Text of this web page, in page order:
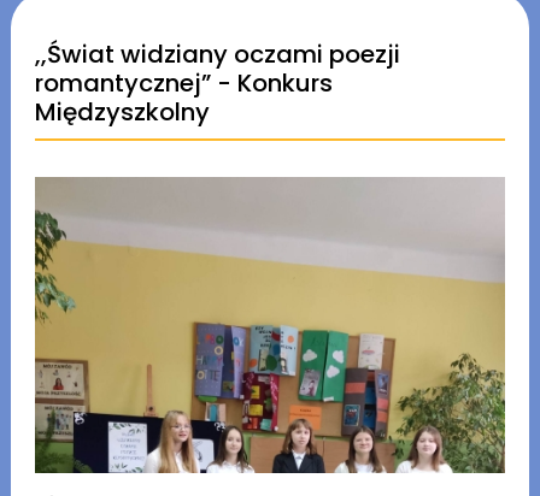
,,Świat widziany oczami poezji
romantycznej” - Konkurs
Międzyszkolny